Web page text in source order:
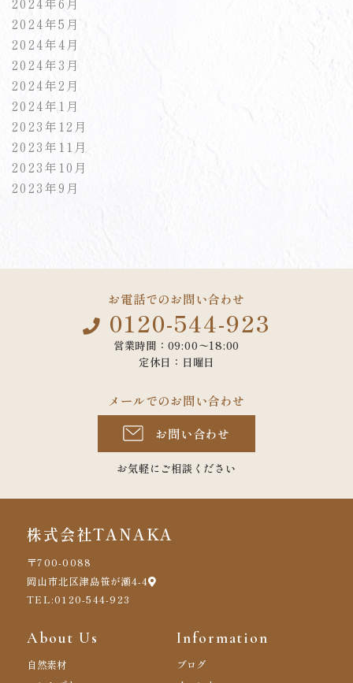
2024年6月
2024年5月
2024年4月
2024年3月
2024年2月
2024年1月
2023年12月
2023年11月
2023年10月
2023年9月
お電話でのお問い合わせ
0120-544-923
営業時間：09:00〜18:00
定休日：日曜日
メールでのお問い合わせ
お問い合わせ
お気軽にご相談ください
株式会社TANAKA
〒700-0088
岡山市北区津島笹が瀬4-4
TEL:0120-544-923
About Us
自然素材
Information
ブログ